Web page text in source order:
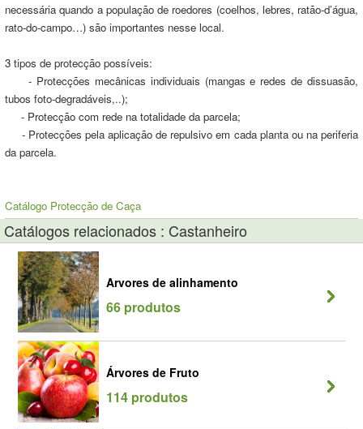
necessária quando a população de roedores (coelhos, lebres, ratão-d’água,
rato-do-campo…) são importantes nesse local.
3 tipos de protecção possíveis:
- Protecções mecânicas individuais (mangas e redes de dissuasão,
tubos foto-degradáveis,..);
- Protecção com rede na totalidade da parcela;
- Protecções pela aplicação de repulsivo em cada planta ou na periferia
da parcela.
Catálogo Protecção de Caça
Catálogos relacionados : Castanheiro
Arvores de alinhamento
66 produtos
Árvores de Fruto
114 produtos